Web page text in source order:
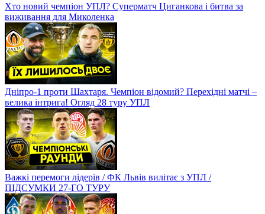
Хто новий чемпіон УПЛ? Суперматч Циганкова і битва за
виживання для Миколенка
Дніпро-1 проти Шахтаря. Чемпіон відомий? Перехідні матчі –
велика інтрига! Огляд 28 туру УПЛ
Важкі перемоги лідерів / ФК Львів вилітає з УПЛ /
ПІДСУМКИ 27-ГО ТУРУ